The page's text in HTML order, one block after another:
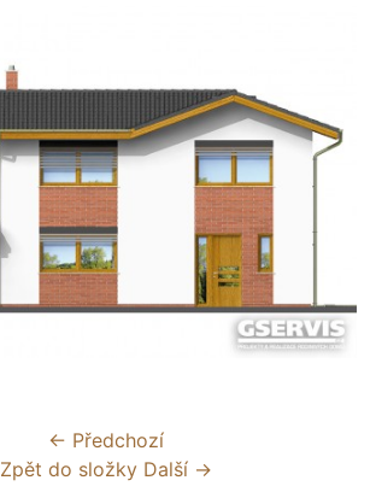
← Předchozí
Zpět do složky Další →